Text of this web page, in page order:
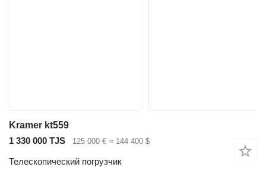
Kramer kt559
1 330 000 TJS
125 000 € ≈ 144 400 $
Телескопический погрузчик